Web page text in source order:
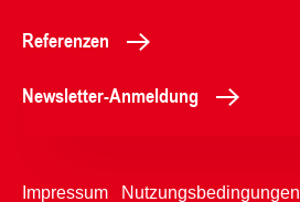
Referenzen
Newsletter-Anmeldung
Impressum Nutzungsbedingungen